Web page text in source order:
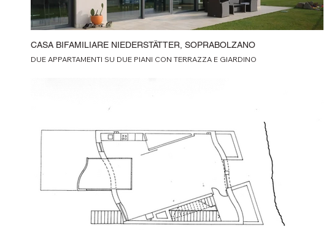
CASA BIFAMILIARE NIEDERSTÄTTER, SOPRABOLZANO
DUE APPARTAMENTI SU DUE PIANI CON TERRAZZA E GIARDINO